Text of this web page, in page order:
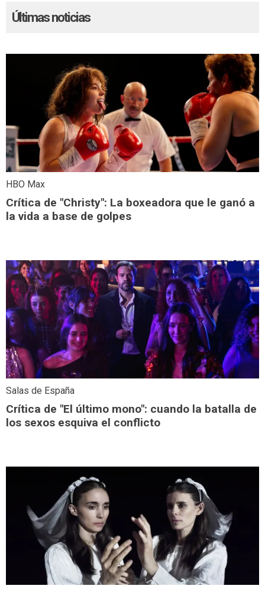
Últimas noticias
HBO Max
Crítica de "Christy": La boxeadora que le ganó a
la vida a base de golpes
Salas de España
Crítica de "El último mono": cuando la batalla de
los sexos esquiva el conflicto